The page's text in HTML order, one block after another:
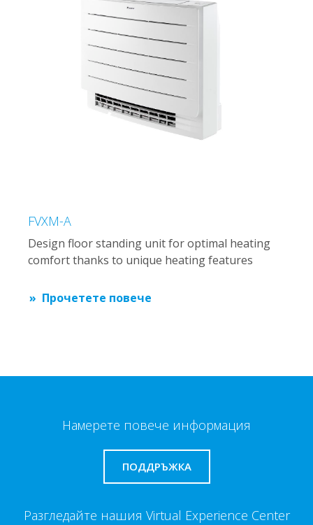
FVXM-A
Design floor standing unit for optimal heating
comfort thanks to unique heating features
Прочетете повече
Намерете повече информация
ПОДДРЪЖКА
Разгледайте нашия Virtual Experience Center